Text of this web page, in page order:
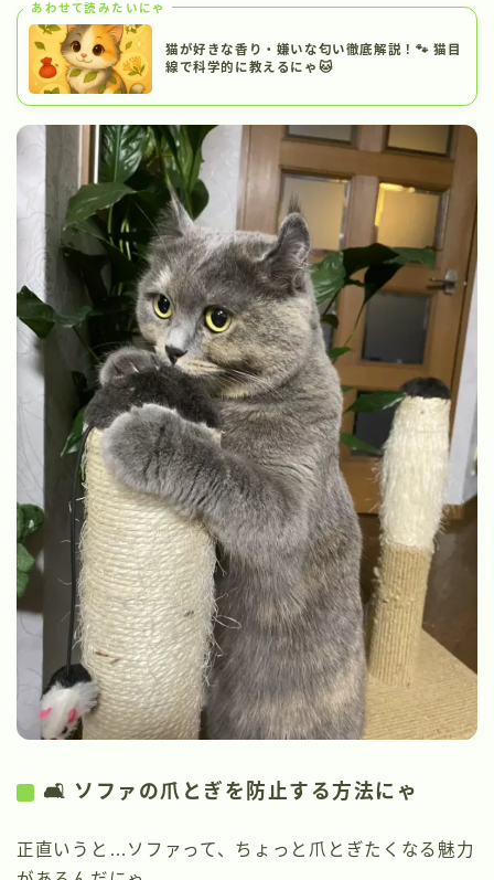
あわせて読みたいにゃ
猫が好きな香り・嫌いな匂い徹底解説！🐾 猫目
線で科学的に教えるにゃ🐱
🛋️ ソファの爪とぎを防止する方法にゃ
正直いうと…ソファって、ちょっと爪とぎたくなる魅力